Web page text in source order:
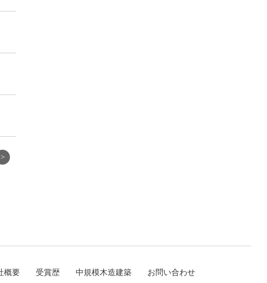
>
概要 受賞歴 中規模木造建築 お問い合わせ